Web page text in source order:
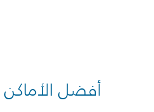
أفضل الأماكن